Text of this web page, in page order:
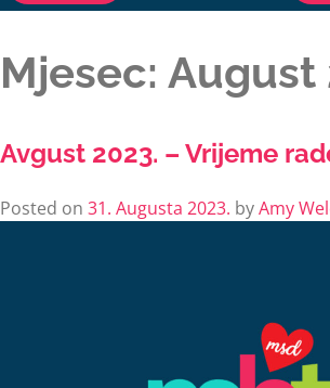
Mjesec: August
Avgust 2023. – Vrijeme
Posted on 31. Augusta 2023. byAmy